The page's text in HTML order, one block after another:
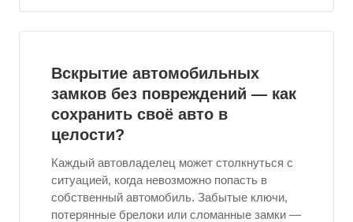
Вскрытие автомобильных
замков без повреждений — как
сохранить своё авто в
целости?
Каждый автовладелец может столкнуться с
ситуацией, когда невозможно попасть в
собственный автомобиль. Забытые ключи,
потерянные брелоки или сломанные замки —